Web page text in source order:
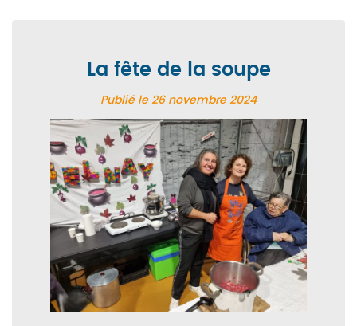
La fête de la soupe
Publié le 26 novembre 2024